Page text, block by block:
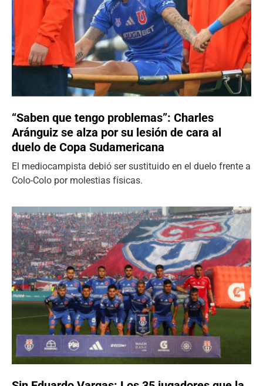
“Saben que tengo problemas”: Charles
Aránguiz se alza por su lesión de cara al
duelo de Copa Sudamericana
El mediocampista debió ser sustituido en el duelo frente a
Colo-Colo por molestias físicas.